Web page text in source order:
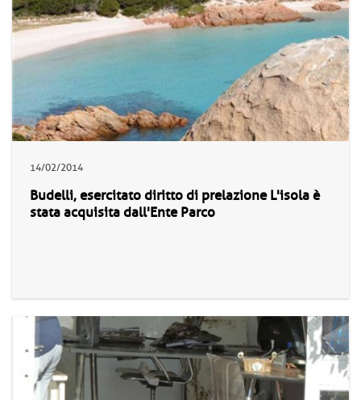
14/02/2014
Budelli, esercitato diritto di prelazione L'isola è
stata acquisita dall'Ente Parco